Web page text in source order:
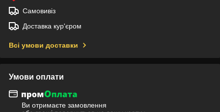
Самовивіз
Доставка кур'єром
Всі умови доставки
Умови оплати
Ви отримаєте замовлення